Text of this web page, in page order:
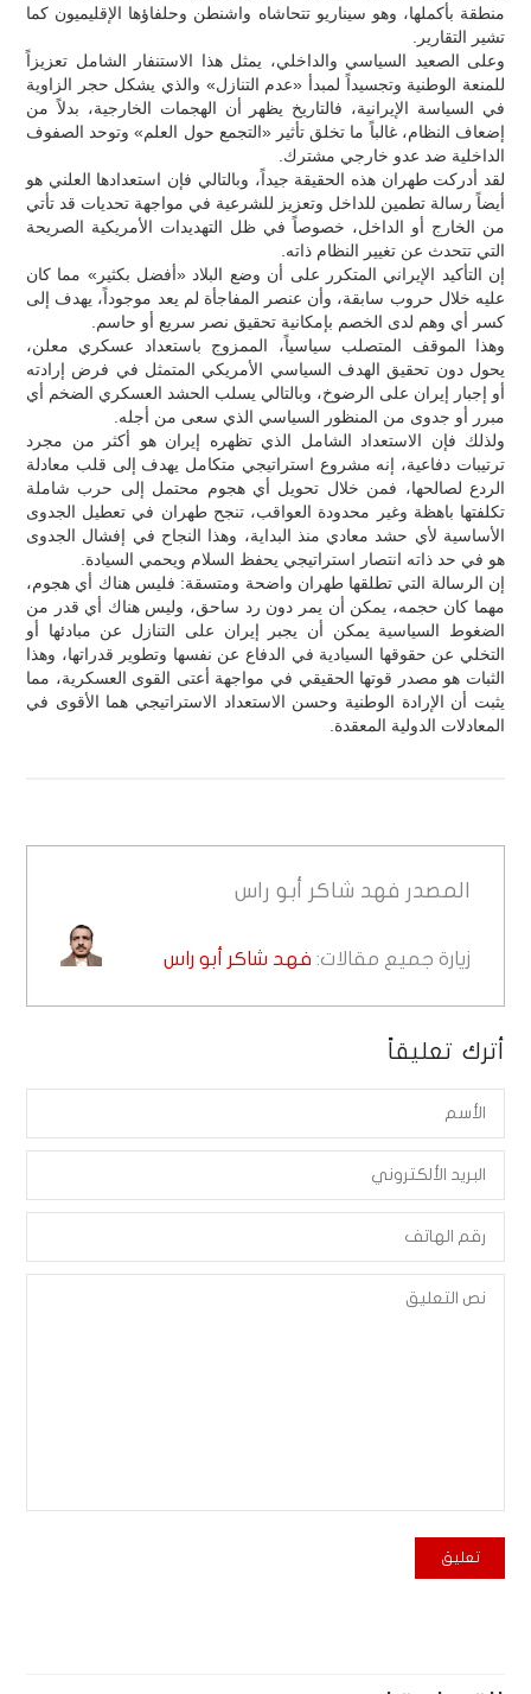
منطقة بأكملها، وهو سيناريو تتحاشاه واشنطن وحلفاؤها الإقليميون كما
تشير التقارير.
وعلى الصعيد السياسي والداخلي، يمثل هذا الاستنفار الشامل تعزيزاً
للمنعة الوطنية وتجسيداً لمبدأ «عدم التنازل» والذي يشكل حجر الزاوية
في السياسة الإيرانية، فالتاريخ يظهر أن الهجمات الخارجية، بدلاً من
إضعاف النظام، غالباً ما تخلق تأثير «التجمع حول العلم» وتوحد الصفوف
الداخلية ضد عدو خارجي مشترك.
لقد أدركت طهران هذه الحقيقة جيداً، وبالتالي فإن استعدادها العلني هو
أيضاً رسالة تطمين للداخل وتعزيز للشرعية في مواجهة تحديات قد تأتي
من الخارج أو الداخل، خصوصاً في ظل التهديدات الأمريكية الصريحة
التي تتحدث عن تغيير النظام ذاته.
إن التأكيد الإيراني المتكرر على أن وضع البلاد «أفضل بكثير» مما كان
عليه خلال حروب سابقة، وأن عنصر المفاجأة لم يعد موجوداً، يهدف إلى
كسر أي وهم لدى الخصم بإمكانية تحقيق نصر سريع أو حاسم.
وهذا الموقف المتصلب سياسياً، الممزوج باستعداد عسكري معلن،
يحول دون تحقيق الهدف السياسي الأمريكي المتمثل في فرض إرادته
أو إجبار إيران على الرضوخ، وبالتالي يسلب الحشد العسكري الضخم أي
مبرر أو جدوى من المنظور السياسي الذي سعى من أجله.
ولذلك فإن الاستعداد الشامل الذي تظهره إيران هو أكثر من مجرد
ترتيبات دفاعية، إنه مشروع استراتيجي متكامل يهدف إلى قلب معادلة
الردع لصالحها، فمن خلال تحويل أي هجوم محتمل إلى حرب شاملة
تكلفتها باهظة وغير محدودة العواقب، تنجح طهران في تعطيل الجدوى
الأساسية لأي حشد معادي منذ البداية، وهذا النجاح في إفشال الجدوى
هو في حد ذاته انتصار استراتيجي يحفظ السلام ويحمي السيادة.
إن الرسالة التي تطلقها طهران واضحة ومتسقة: فليس هناك أي هجوم،
مهما كان حجمه، يمكن أن يمر دون رد ساحق، وليس هناك أي قدر من
الضغوط السياسية يمكن أن يجبر إيران على التنازل عن مبادئها أو
التخلي عن حقوقها السيادية في الدفاع عن نفسها وتطوير قدراتها، وهذا
الثبات هو مصدر قوتها الحقيقي في مواجهة أعتى القوى العسكرية، مما
يثبت أن الإرادة الوطنية وحسن الاستعداد الاستراتيجي هما الأقوى في
المعادلات الدولية المعقدة.
المصدر فهد شاكر أبو راس
زيارة جميع مقالات: فهد شاكر أبو راس
أترك تعليقاً